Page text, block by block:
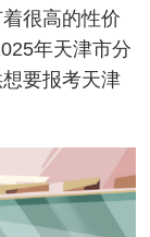
很高的性价
年天津市分
要报考天津